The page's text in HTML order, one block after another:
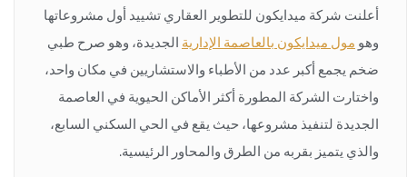
أعلنت شركة ميدايكون للتطوير العقاري تشييد أول مشروعاتها
وهومول ميدايكون بالعاصمة الإداريةالجديدة، وهو صرح طبي
ضخم يجمع أكبر عدد من الأطباء والاستشاريين في مكان واحد،
واختارت الشركة المطورة أكثر الأماكن الحيوية في العاصمة
الجديدة لتنفيذ مشروعها، حيث يقع في الحي السكني السابع،
والذي يتميز بقربه من الطرق والمحاور الرئيسية.